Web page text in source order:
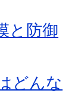
と防御
どんな